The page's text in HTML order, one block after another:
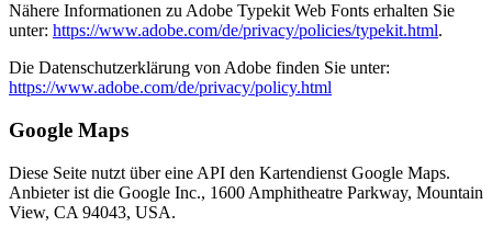
Nähere Informationen zu Adobe Typekit Web Fonts erhalten Sie
unter: https://www.adobe.com/de/privacy/policies/typekit.html.
Die Datenschutzerklärung von Adobe finden Sie unter:
https://www.adobe.com/de/privacy/policy.html
Google Maps
Diese Seite nutzt über eine API den Kartendienst Google Maps.
Anbieter ist die Google Inc., 1600 Amphitheatre Parkway, Mountain
View, CA 94043, USA.